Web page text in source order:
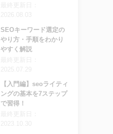
SEOキーワード選定の
やり方・手順をわかり
やすく解説
【入門編】seoライティ
ングの基本を7ステップ
で習得！